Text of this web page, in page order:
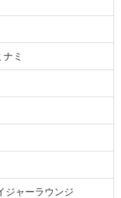
ミ
ジャーラウンジ